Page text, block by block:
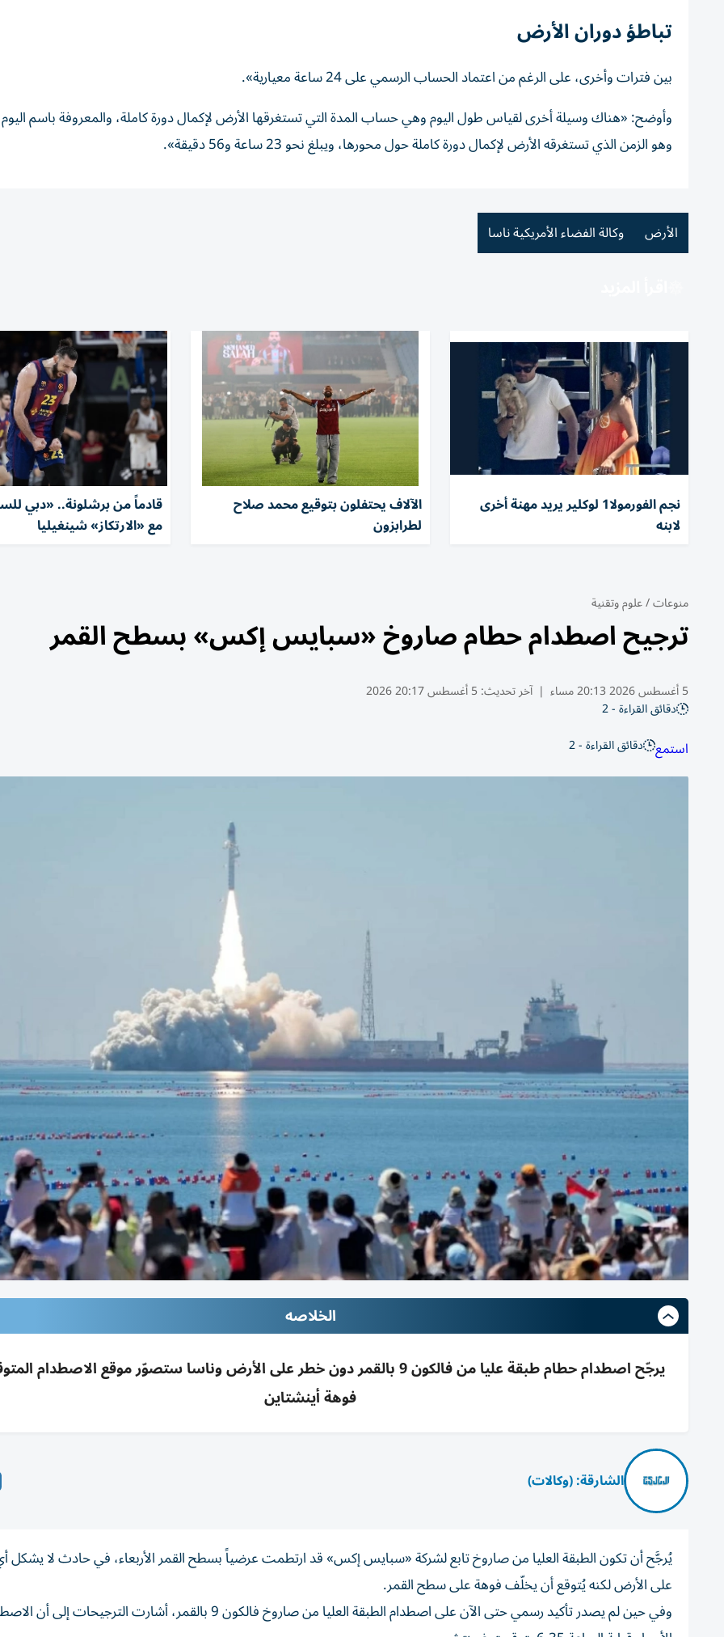
تباطؤ دوران الأرض
بين فترات وأخرى، على الرغم من اعتماد الحساب الرسمي على 24 ساعة معيارية».
وأوضح: «هناك وسيلة أخرى لقياس طول اليوم وهي حساب المدة التي تستغرقها الأرض لإكمال دورة كاملة، والمعروفة باسم
وهو الزمن الذي تستغرقه الأرض لإكمال دورة كاملة حول محورها، ويبلغ نحو 23 ساعة و56 دقيقة».
الأرض وكالة الفضاء الأمريكية ناسا
نجم الفورمولا1 لوكلير يريد مهنة أخرى
لابنه
الآلاف يحتفلون بتوقيع محمد صلاح
لطرابزون
قادماً من برشلونة.. «دبي
مع «الارتكاز» شينغيليا
منوعات/علوم وتقنية
ترجيح اصطدام حطام صاروخ «سبايس إكس» بسطح القمر
5 أغسطس 2026 20:13 مساء | آخر تحديث:5 أغسطس 20:17 2026
دقائق القراءة - 2
استمع دقائق القراءة - 2
الخلاصه
يرجّح اصطدام حطام طبقة عليا من فالكون 9 بالقمر دون خطر على الأرض وناسا ستصوّر موقع الاصطدام
فوهة أينشتاين
الشارقة: (وكالات)
يُرجَّح أن تكون الطبقة العليا من صاروخ تابع لشركة «سبايس إكس» قد ارتطمت عرضياً بسطح القمر الأربعاء، في حادث لا يشكل
على الأرض لكنه يُتوقع أن يخلّف فوهة على سطح القمر.
وفي حين لم يصدر تأكيد رسمي حتى الآن على اصطدام الطبقة العليا من صاروخ فالكون 9 بالقمر، أشارت